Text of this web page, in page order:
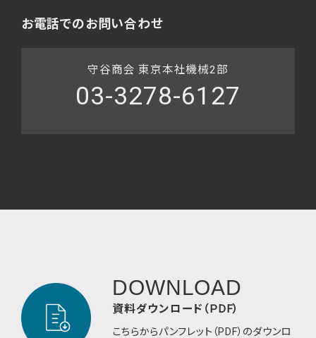
お電話でのお問い合わせ
守谷商会 東京本社機械2部
03-3278-6127
DOWNLOAD
資料ダウンロード（PDF）
こちらからパンフレット（PDF）のダウンロ